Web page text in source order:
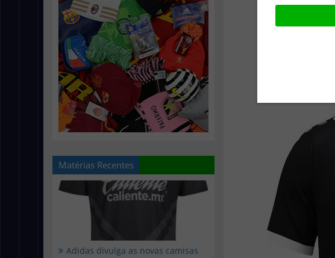
Matérias Recentes
Adidas divulga as novas camisas